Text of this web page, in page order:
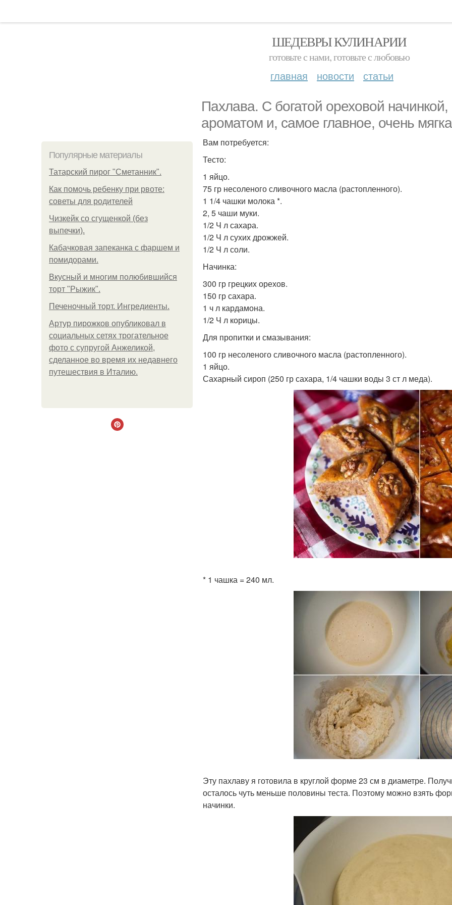
ШЕДЕВРЫ КУЛИНАРИИ
готовьте с нами, готовьте с любовью
главная новости статьи
Пахлава. С богатой ореховой
ароматом и, самое главное, очень
Популярные материалы
Татарский пирог "Сметанник".
Как помочь ребенку при рвоте:
советы для родителей
Чизкейк со сгущенкой (без
выпечки).
Кабачковая запеканка с фаршем и
помидорами.
Вкусный и многим полюбившийся
торт "Рыжик".
Печеночный торт. Ингредиенты.
Артур пирожков опубликовал в
социальных сетях трогательное
фото с супругой Анжеликой,
сделанное во время их недавнего
путешествия в Италию.
Вам потребуется:
Тесто:
1 яйцо.
75 гр несоленого сливочного масла (растопленного).
1 1/4 чашки молока *.
2, 5 чаши муки.
1/2 Ч л сахара.
1/2 Ч л сухих дрожжей.
1/2 Ч л соли.
Начинка:
300 гр грецких орехов.
150 гр сахара.
1 ч л кардамона.
1/2 Ч л корицы.
Для пропитки и смазывания:
100 гр несоленого сливочного масла (растопленного).
1 яйцо.
Сахарный сироп (250 гр сахара, 1/4 чашки воды 3 ст л меда).
* 1 чашка = 240 мл.
Эту пахлаву я готовила в круглой форме 23 см в диаметре.
осталось чуть меньше половины теста. Поэтому можно взять
начинки.